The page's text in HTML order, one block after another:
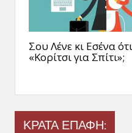
Σου Λένε κι Εσένα
«Κορίτσι για Σπίτι»;
ΚΡΑΤΑ ΕΠΑΦΗ: